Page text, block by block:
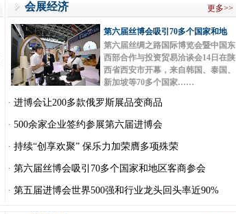
会展经济 更多>>
第六届丝博会吸引70多个国家和地
第六届丝绸之路国际博览会暨中国东
西部合作与投资贸易洽谈会14日在陕
西省西安市开幕，来自韩国、泰国、
新加坡等70多个国家……
· 进博会让200多款俄罗斯展品变商品
· 500余家企业签约参展第六届进博会
· 持续“创享欢聚” 保乐力加荣膺多项殊荣
· 第六届丝博会吸引70多个国家和地区客商参会
· 第五届进博会世界500强和行业龙头回头率近90%